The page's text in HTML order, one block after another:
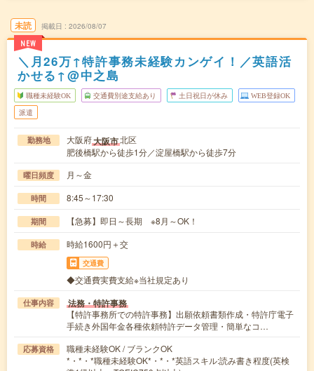
未読
NEW
掲載日 2026/08/07
＼月26万↑特許事務未経験カンゲイ！／英語活
かせる↑@中之島
職種未経験OK 交通費別途支給あり 土日祝日が休み WEB登録OK
派遣
勤務地 大阪府大阪市北区
肥後橋駅から徒歩1分／淀屋橋駅から徒歩7分
曜日頻度 月～金
時間 8:45～17:30
期間 【急募】即日～長期 ※8月～OK！
時給 時給1600円＋交
交通費
◆交通費実費支給※当社規定あり
仕事内容 法務・特許事務
【特許事務所での特許事務】出願依頼書類作成・特許庁電子
手続き外国年金各種依頼特許データ管理・簡単なコ…
応募資格
職種未経験OK / ブランクOK
*・*・*職種未経験OK*・*・*英語スキル:読み書き程度(英検